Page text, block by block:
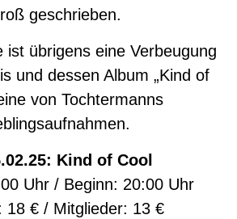
geschrieben.
ist übrigens eine Verbeugung
und dessen Album „Kind of
von Tochtermanns
Kind of Cool
Uhr / Beginn: 20:00 Uhr
18 € / Mitglieder: 13 €